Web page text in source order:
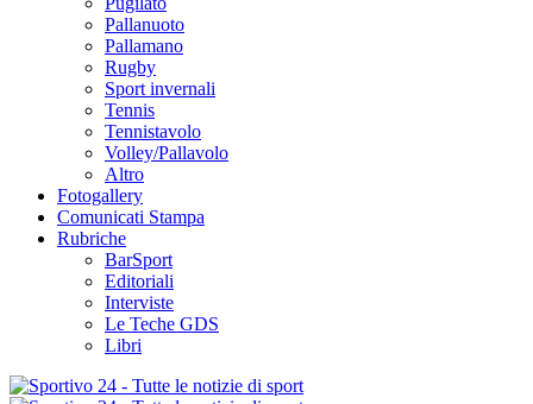
Pallanuoto
Pallamano
Rugby
Sport invernali
Tennis
Tennistavolo
Volley/Pallavolo
Altro
Fotogallery
Comunicati Stampa
Rubriche
BarSport
Editoriali
Interviste
Le Teche GDS
Libri